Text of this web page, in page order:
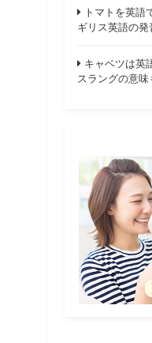
トマトを英語
ギリス英語の発
キャベツは英
スラングの意味